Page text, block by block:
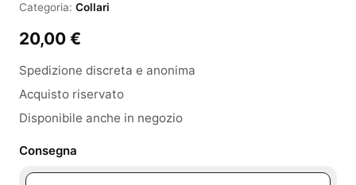
Categoria: Collari
20,00 €
Spedizione discreta e anonima
Acquisto riservato
Disponibile anche in negozio
Consegna